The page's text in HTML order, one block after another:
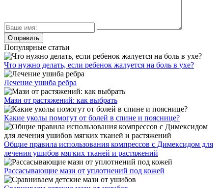
Популярные статьи
Что нужно делать, если ребенок жалуется на боль в ухе?
Лечение ушиба ребра
Мази от растяжений: как выбрать
Какие уколы помогут от болей в спине и пояснице?
Общие правила использования компрессов с Димексидом для
лечения ушибов мягких тканей и растяжений
Рассасывающие мази от уплотнений под кожей